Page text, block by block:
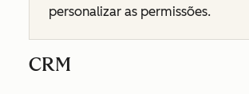
personalizar as permissões.
CRM